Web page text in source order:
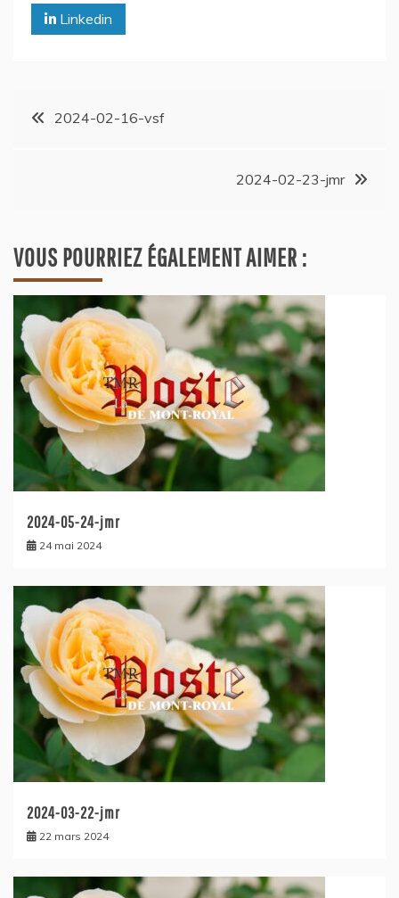
Linkedin
2024-02-16-vsf
2024-02-23-jmr
VOUS POURRIEZ ÉGALEMENT AIMER :
2024-05-24-jmr
24 mai 2024
2024-03-22-jmr
22 mars 2024